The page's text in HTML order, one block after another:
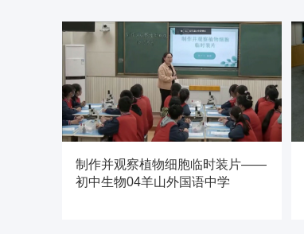
制作并观察植物细胞临时装片——
初中生物04羊山外国语中学